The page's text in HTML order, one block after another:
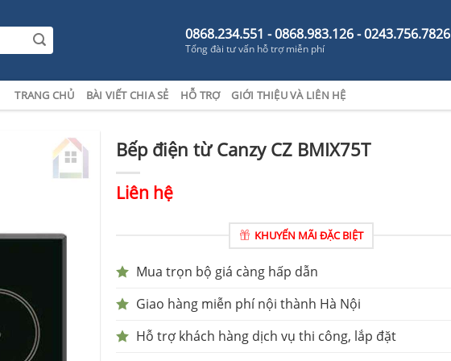
0868.234.551 - 0868.983.126 - 0243.756.7826
Tổng đài tư vấn hỗ trợ miễn phí
TRANG CHỦ BÀI VIẾT CHIA SẺ HỖ TRỢ GIỚI THIỆU VÀ LIÊN HỆ
Bếp điện từ Canzy CZ BMIX75T
Liên hệ
KHUYẾN MÃI ĐẶC BIỆT
Mua trọn bộ giá càng hấp dẫn
Giao hàng miễn phí nội thành Hà Nội
Hỗ trợ khách hàng dịch vụ thi công, lắp đặt